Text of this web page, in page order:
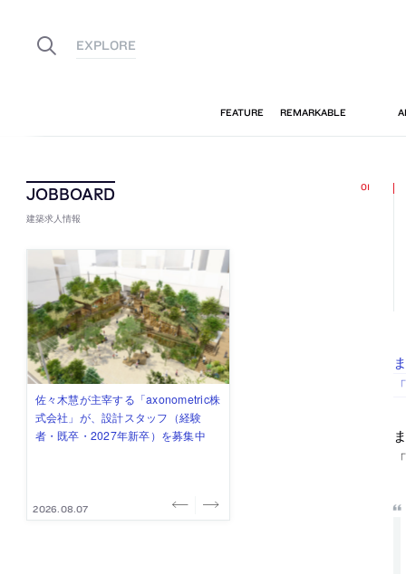
建築求人情報
佐々木慧が主宰する「axonometric株
式会社」が、設計スタッフ（経験
者・既卒・2027年新卒）を募集中
2026.08.07
古民家を軸に全国で“価値循環の仕組
み”を作り、リモートワーク主体の働
き方を実践する「株式会社つぎと」
2026.08.03
リノベる株式会社が、設計パートナ
ー (業務委託) を募集中
2026.08.03
社会への影響力のある建築を手掛
け、スタッフ同士で助け合う環境づ
くりも行う「E.A.S.T.architects」
2026.07.31
代官山を拠点に活動する「梅澤竜也 /
ALA INC.」が、設計スタッフ・アル
バイト・事務職を募集中
2026.07.30